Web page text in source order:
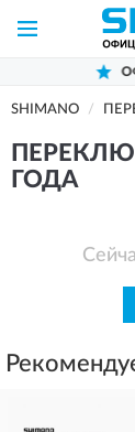
SHIMANO
ГОДА